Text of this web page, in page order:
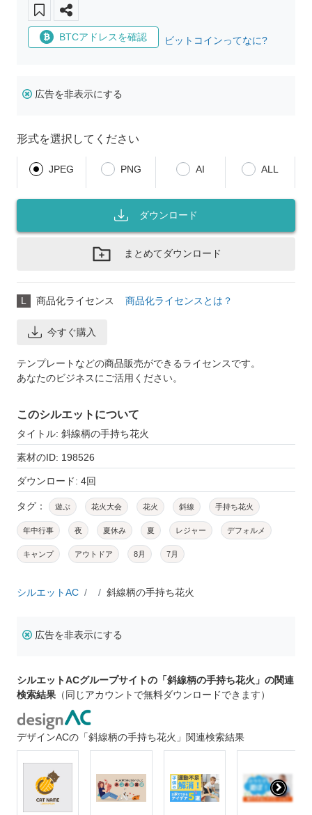
BTCアドレスを確認 ビットコインってなに?
広告を非表示にする
形式を選択してください
JPEG PNG AI ALL
ダウンロード
まとめてダウンロード
L 商品化ライセンス 商品化ライセンスとは？
今すぐ購入
テンプレートなどの商品販売ができるライセンスです。
あなたのビジネスにご活用ください。
このシルエットについて
タイトル: 斜線柄の手持ち花火
素材のID: 198526
ダウンロード: 4回
タグ： 遊ぶ 花火大会 花火 斜線 手持ち花火
年中行事 夜 夏休み 夏 レジャー デフォルメ
キャンプ アウトドア 8月 7月
シルエットAC 斜線柄の手持ち花火
広告を非表示にする
シルエットACグループサイトの「斜線柄の手持ち花火」の関連
検索結果 （同じアカウントで無料ダウンロードできます）
デザインACの「斜線柄の手持ち花火」関連検索結果